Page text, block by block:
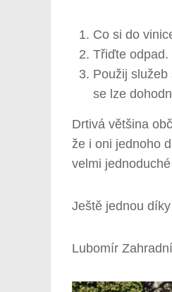
Co si do
Třiďte odpad.
Použij
se lze
Drtivá většina
že i oni jednoho
velmi
Ještě jednou
Lubomír